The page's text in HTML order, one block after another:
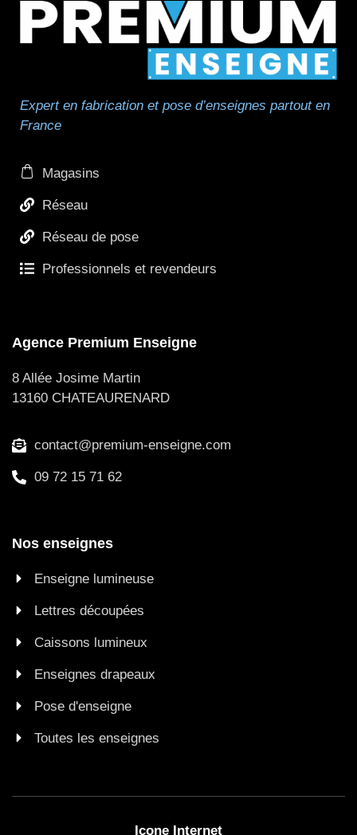
Expert en fabrication et pose d’enseignes partout en
France
Magasins
Réseau
Réseau de pose
Professionnels et revendeurs
Agence Premium Enseigne
8 Allée Josime Martin
13160 CHATEAURENARD
contact@premium-enseigne.com
09 72 15 71 62
Nos enseignes
Enseigne lumineuse
Lettres découpées
Caissons lumineux
Enseignes drapeaux
Pose d'enseigne
Toutes les enseignes
Icone Internet